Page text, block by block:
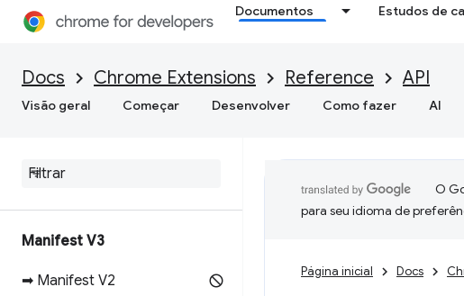
Documentos Estudos de
Docs Chrome Extensions Reference API
Visão geral Começar Desenvolver Como fazer AI
Manifest V3
➡ Manifest V2
O
para seu idioma de
Página inicial Docs